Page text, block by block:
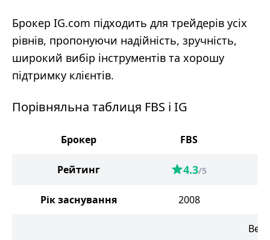
Брокер IG.com підходить для трейдерів усіх
рівнів, пропонуючи надійність, зручність,
широкий вибір інструментів та хорошу
підтримку клієнтів.
Порівняльна таблиця FBS і IG
Брокер FBS
Рейтинг 4.3/5
Рік заснування 2008